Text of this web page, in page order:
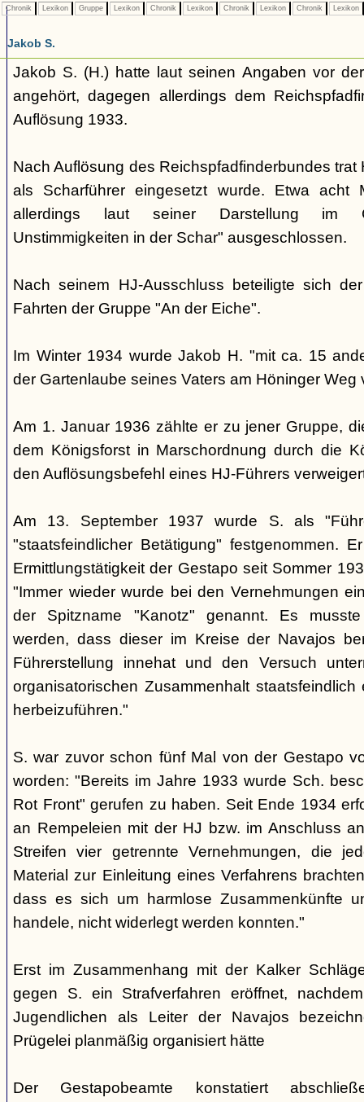
Chronik Lexikon Gruppe Lexikon Chronik Lexikon Chronik Lexikon Chronik Lexikon
Jakob S.
Jakob S. (H.) hatte laut seinen Angaben vor
angehört, dagegen allerdings dem
Auflösung 1933.
Nach Auflösung des Reichspfadfinderbundes trat
als Scharführer eingesetzt wurde. Etwa acht
allerdings laut seiner Darstellung im
Unstimmigkeiten in der Schar" ausgeschlossen.
Nach seinem HJ-Ausschluss beteiligte sich
Fahrten der Gruppe "An der Eiche".
Im Winter 1934 wurde Jakob H. "mit ca. 15
der Gartenlaube seines Vaters am Höninger Weg
Am 1. Januar 1936 zählte er zu jener Gruppe,
dem Königsforst in Marschordnung durch die
den Auflösungsbefehl eines HJ-Führers
Am 13. September 1937 wurde S. als
"staatsfeindlicher Betätigung" festgenommen.
Ermittlungstätigkeit der Gestapo seit Sommer
"Immer wieder wurde bei den Vernehmungen
der Spitzname "Kanotz" genannt. Es
werden, dass dieser im Kreise der Navajos
Führerstellung innehat und den Versuch
organisatorischen Zusammenhalt staatsfeindlich
herbeizuführen."
S. war zuvor schon fünf Mal von der Gestapo
worden: "Bereits im Jahre 1933 wurde Sch.
Rot Front" gerufen zu haben. Seit Ende 1934
an Rempeleien mit der HJ bzw. im Anschluss
Streifen vier getrennte Vernehmungen, die
Material zur Einleitung eines Verfahrens
dass es sich um harmlose Zusammenkünfte
handele, nicht widerlegt werden konnten."
Erst im Zusammenhang mit der Kalker
gegen S. ein Strafverfahren eröffnet,
Jugendlichen als Leiter der Navajos
Prügelei planmäßig organisiert hätte
Der Gestapobeamte konstatiert